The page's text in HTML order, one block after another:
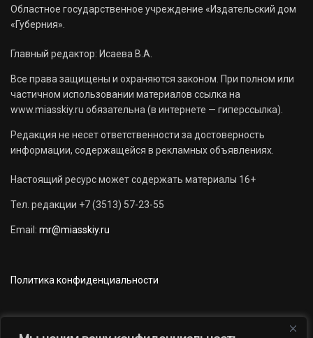
Областное государственное учреждение «Издательский дом
«Губерния».
Главный редактор: Исаева В.А.
Все права защищены и охраняются законом. При полном или
частичном использовании материалов ссылка на
www.miasskiy.ru обязательна (в интернете — гиперссылка).
Редакция не несет ответственности за достоверность
информации, содержащейся в рекламных объявлениях.
Настоящий ресурс может содержать материалы 16+
Тел. редакции +7 (3513) 57-23-55
Email: mr@miasskiy.ru
Политика конфиденциальности